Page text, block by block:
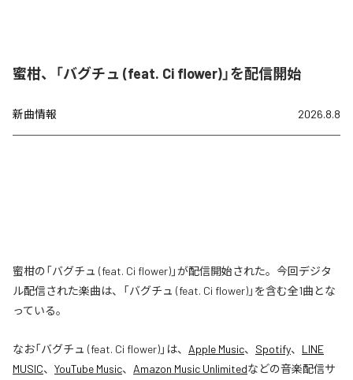
蜜柑、「バグチュ (feat. Ci flower)」を配信開始
新曲情報 2026.8.8
蜜柑の「バグチュ (feat. Ci flower)」が配信開始された。今回デジタ
ル配信された楽曲は、「バグチュ (feat. Ci flower)」を含む全1曲とな
っている。
なお「バグチュ (feat. Ci flower)」は、 Apple Music、 Spotify、 LINE
MUSIC、 YouTube Music、 Amazon Music Unlimitedなどの音楽配信サ